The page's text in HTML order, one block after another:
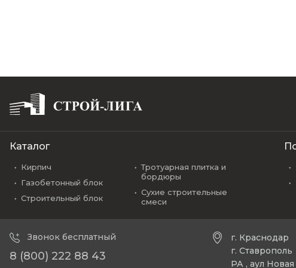
Каталог
Кирпич
Газобетонный блок
Строительный блок
Тротуарная плитка и
бордюры
Сухие строительные
смеси
Звонок бесплатный
8 (800) 222 88 43
г. Краснодар
г. Ставрополь
РА , аул